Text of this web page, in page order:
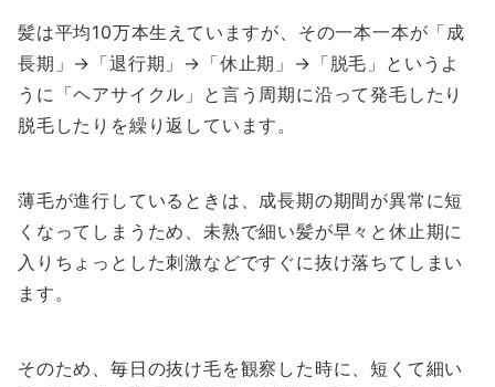
髪は平均10万本生えていますが、その一本一本が「成
長期」→「退行期」→「休止期」→「脱毛」というよ
うに「ヘアサイクル」と言う周期に沿って発毛したり
脱毛したりを繰り返しています。
薄毛が進行しているときは、成長期の期間が異常に短
くなってしまうため、未熟で細い髪が早々と休止期に
入りちょっとした刺激などですぐに抜け落ちてしまい
ます。
そのため、毎日の抜け毛を観察した時に、短くて細い